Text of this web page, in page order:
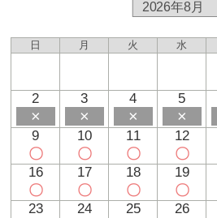
日 月 火 水
2
×
3
×
4
×
5
×
9
〇
10
〇
11
〇
12
〇
16
〇
17
〇
18
〇
19
〇
23 24 25 26